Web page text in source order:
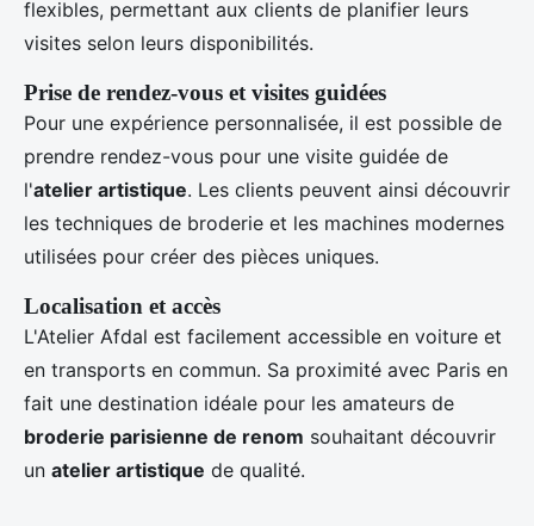
flexibles, permettant aux clients de planifier leurs
visites selon leurs disponibilités.
Prise de rendez-vous et visites guidées
Pour une expérience personnalisée, il est possible de
prendre rendez-vous pour une visite guidée de
l'atelier artistique. Les clients peuvent ainsi découvrir
les techniques de broderie et les machines modernes
utilisées pour créer des pièces uniques.
Localisation et accès
L'Atelier Afdal est facilement accessible en voiture et
en transports en commun. Sa proximité avec Paris en
fait une destination idéale pour les amateurs de
broderie parisienne de renom souhaitant découvrir
un atelier artistique de qualité.